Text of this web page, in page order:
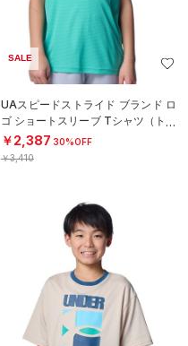
SALE
UAスピードストライド ブランド ロ
ゴ ショートスリーブ Tシャツ（トレ
ーニング/BOYS）
￥2,387 30%OFF
￥3,410